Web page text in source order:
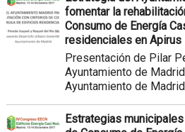
fomentar la
Consumo de Energía
residenciales en Apirus
Presentación de Pilar
Ayuntamiento de
Ayuntamiento de
Estrategias